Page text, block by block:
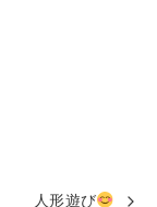
人形遊び